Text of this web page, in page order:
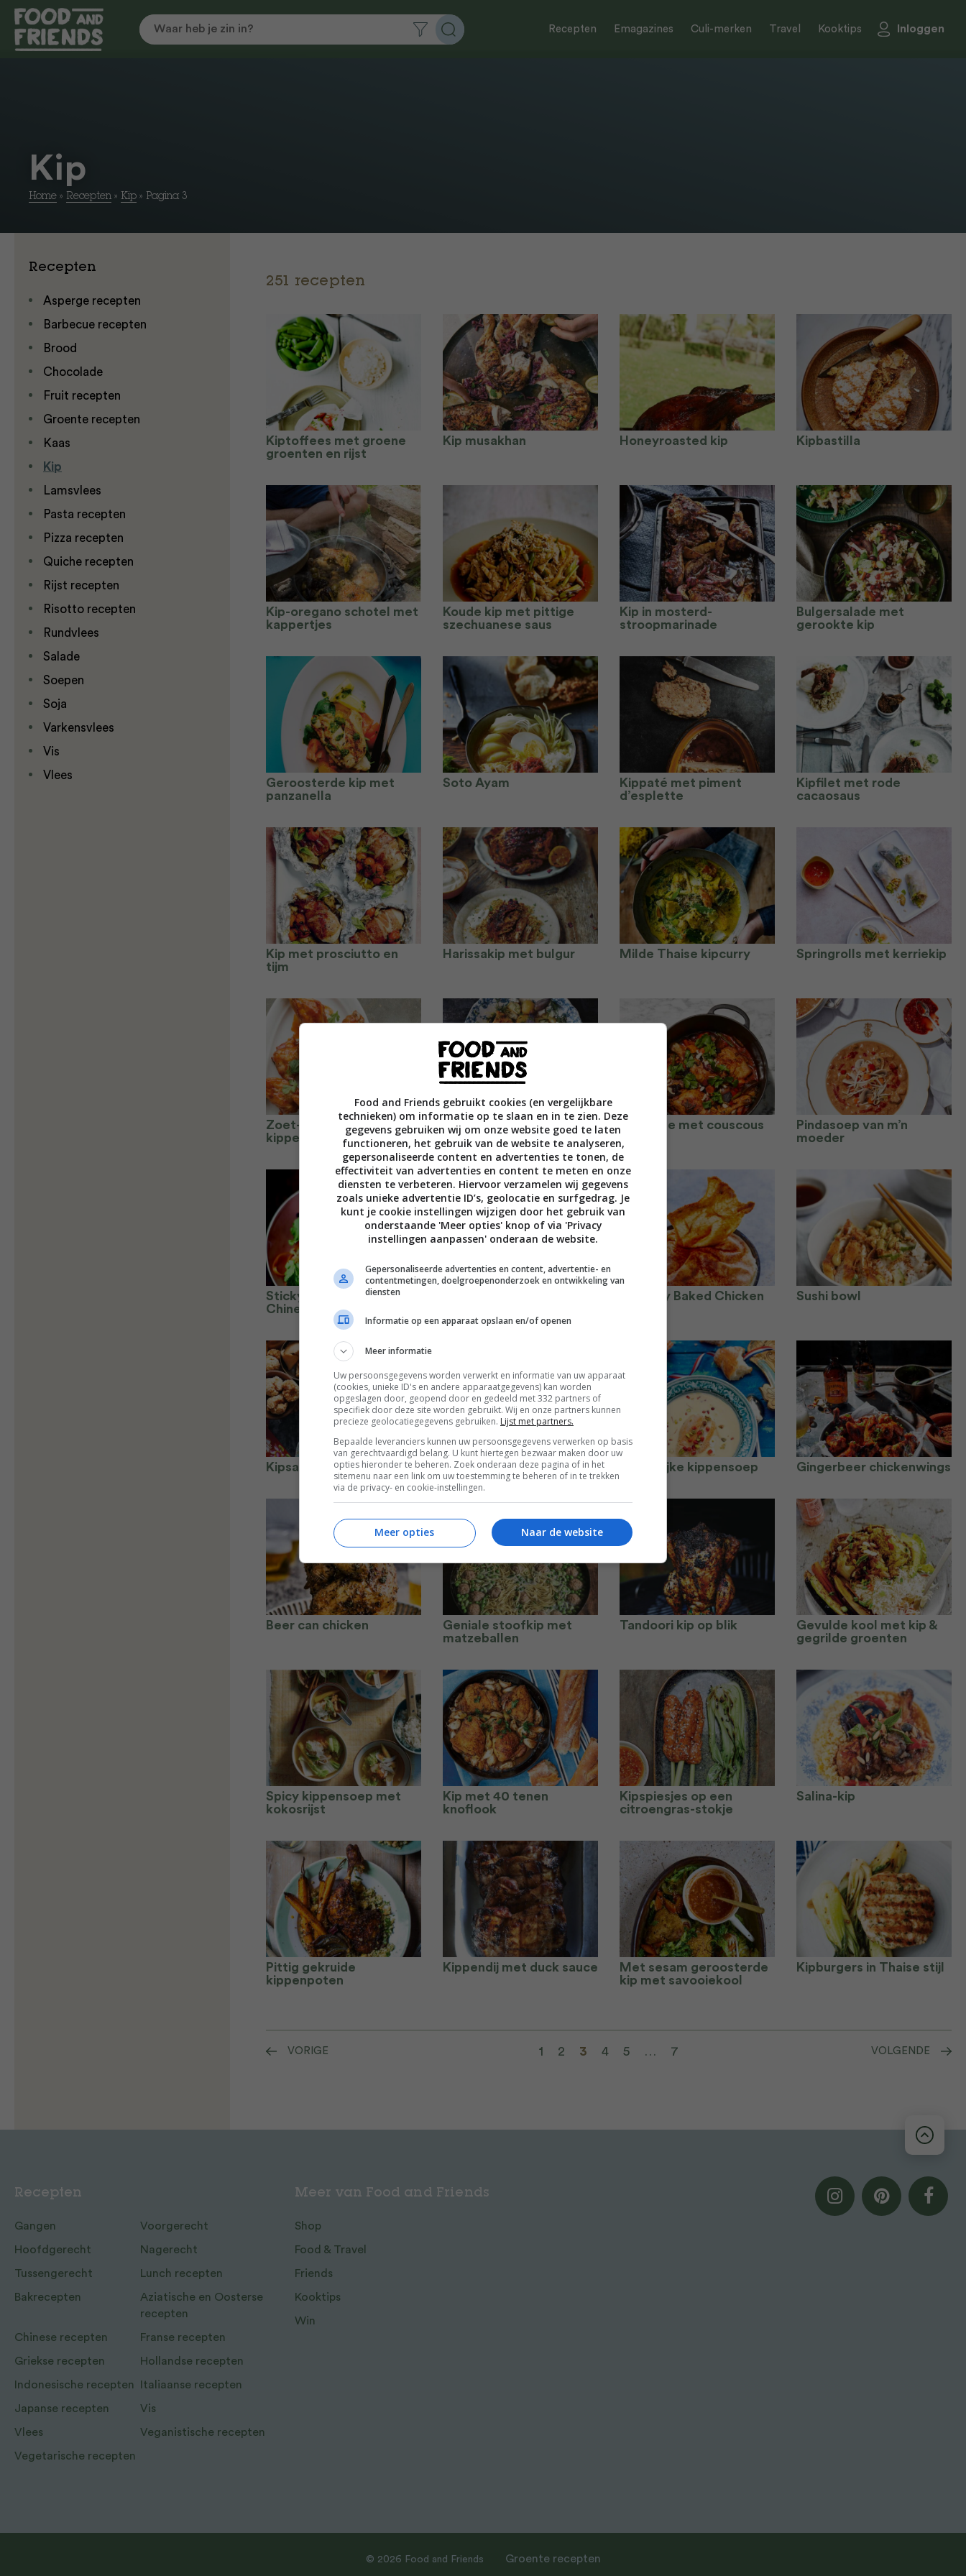
Recepten Emagazines Culi-merken Travel Kooktips Inloggen
Kip
Home » Recepten » Kip » Pagina 3
Recepten
Asperge recepten
Barbecue recepten
Brood
Chocolade
Fruit recepten
Groente recepten
Kaas
Kip
Lamsvlees
Pasta recepten
Pizza recepten
Quiche recepten
Rijst recepten
Risotto recepten
Rundvlees
Salade
Soepen
Soja
Varkensvlees
Vis
Vlees
251 recepten
Kiptoffees met groene
groenten en rijst
Kip musakhan Honeyroasted kip Kipbastilla
Kip-oregano schotel met
kappertjes
Koude kip met pittige
szechuanese saus
Kip in mosterd-
stroopmarinade
Bulgersalade met
gerookte kip
Geroosterde kip met
panzanella
Soto Ayam
Kippaté met piment
d’esplette
Kipfilet met rode
cacaosaus
Kip met prosciutto en
tijm
Harissakip met bulgur Milde Thaise kipcurry Springrolls met kerriekip
Zoet-pittige
kippenvleugels
Kip met feta, dille,
citoren & harissayoghurt
Kip tajine met couscous
Pindasoep van m’n
moeder
Sticky chicken met
Chinese noedels
Crunchy Baked Chicken
Sushi bowl
Kipsaté Chow Mein Now Koninklijke kippensoep Gingerbeer chickenwings
Beer can chicken
Geniale stoofkip met
matzeballen
Tandoori kip op blik
Gevulde kool met kip &
gegrilde groenten
Spicy kippensoep met
kokosrijst
Kip met 40 tenen
knoflook
Kipspiesjes op een
citroengras-stokje
Salina-kip
Pittig gekruide
kippenpoten
Kippendij met duck sauce
Met sesam geroosterde
kip met savooiekool
Kipburgers in Thaise stijl
VORIGE 1 2 3 4 5 … 7 VOLGENDE
Recepten
Gangen Voorgerecht
Hoofdgerecht Nagerecht
Tussengerecht Lunch recepten
Bakrecepten
Aziatische en Oosterse
recepten
Chinese recepten Franse recepten
Griekse recepten Hollandse recepten
Indonesische recepten Italiaanse recepten
Japanse recepten Vis
Vlees Veganistische recepten
Vegetarische recepten
Meer van Food and Friends
Shop
Food & Travel
Friends
Kooktips
Win
© 2026 Food and Friends Groente recepten
Food and Friends gebruikt cookies (en vergelijkbare
technieken) om informatie op te slaan en in te zien. Deze
gegevens gebruiken wij om onze website goed te laten
functioneren, het gebruik van de website te analyseren,
gepersonaliseerde content en advertenties te tonen, de
effectiviteit van advertenties en content te meten en onze
diensten te verbeteren. Hiervoor verzamelen wij gegevens
zoals unieke advertentie ID’s, geolocatie en surfgedrag. Je
kunt je cookie instellingen wijzigen door het gebruik van
onderstaande 'Meer opties' knop of via 'Privacy
instellingen aanpassen' onderaan de website.
Gepersonaliseerde advertenties en content, advertentie- en
contentmetingen, doelgroepenonderzoek en ontwikkeling van
diensten
Informatie op een apparaat opslaan en/of openen
Meer informatie
Uw persoonsgegevens worden verwerkt en informatie van uw apparaat
(cookies, unieke ID's en andere apparaatgegevens) kan worden
opgeslagen door, geopend door en gedeeld met 332 partners of
specifiek door deze site worden gebruikt. Wij en onze partners kunnen
precieze geolocatiegegevens gebruiken. Lijst met partners.
Bepaalde leveranciers kunnen uw persoonsgegevens verwerken op basis
van gerechtvaardigd belang. U kunt hiertegen bezwaar maken door uw
opties hieronder te beheren. Zoek onderaan deze pagina of in het
sitemenu naar een link om uw toestemming te beheren of in te trekken
via de privacy- en cookie-instellingen.
Naar de website
Meer opties